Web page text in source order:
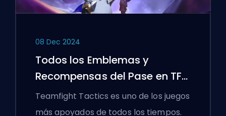
08 Dec 2024
Todos los Emblemas y
Recompensas del Pase en TFT
Set 13
Teamfight Tactics es uno de los juegos
más apoyados de todos los tiempos.